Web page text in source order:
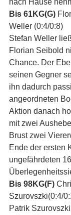
Bis 61KG(G)
Weller (0:4/0:8)
Stefan Weller
Florian Seibold
Chance. Der
seinen Gegner
ihn dadurch
angeordneten
Aktion danach
mit zwei
Brust zwei
Ende der ersten
ungefährdeten
Bis 98KG(F)
Szurovszki(0:4/
Patrik